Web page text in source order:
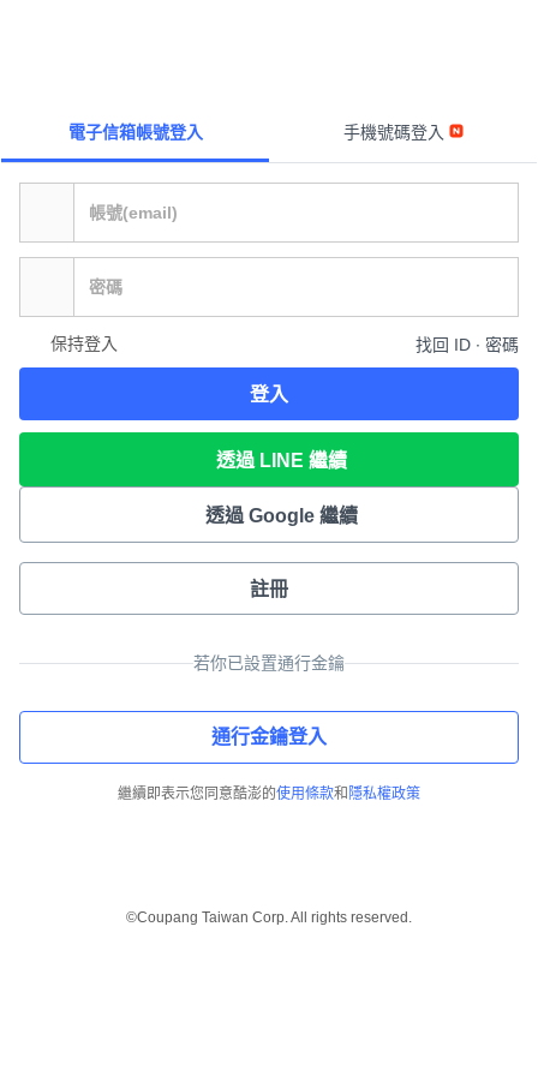
電子信箱帳號登入 手機號碼登入
保持登入 找回 ID ∙ 密碼
登入
透過 LINE 繼續
透過 Google 繼續
註冊
若你已設置通行金鑰
通行金鑰登入
繼續即表示您同意酷澎的使用條款和 隱私權政策
©Coupang Taiwan Corp. All rights reserved.